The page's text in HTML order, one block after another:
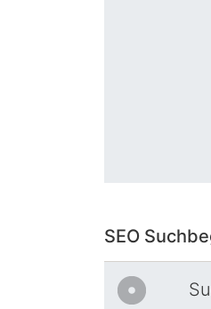
SEO